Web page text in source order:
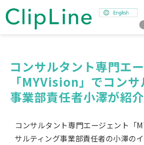
事業紹介
ミッション
ニュース
採用情報
コンサルタント専門エ
「MYVision」でコン
事業部責任者小澤が紹
コンサルタント専門エージェント「
サルティング事業部責任者の小澤の